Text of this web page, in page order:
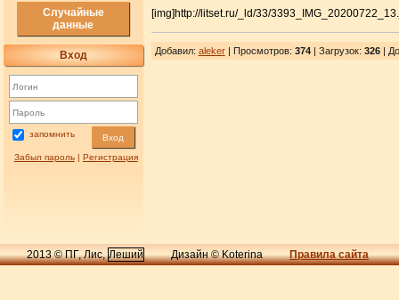
Случайные
данные
Вход
запомнить Вход
Забыл пароль| Регистрация
[img]http://litset.ru/_ld/33/
Добавил: aleker| Просмотров: 374| Загрузок: 326|
2013 © ПГ, Лис,Леший Дизайн © Koterina Правила сайта